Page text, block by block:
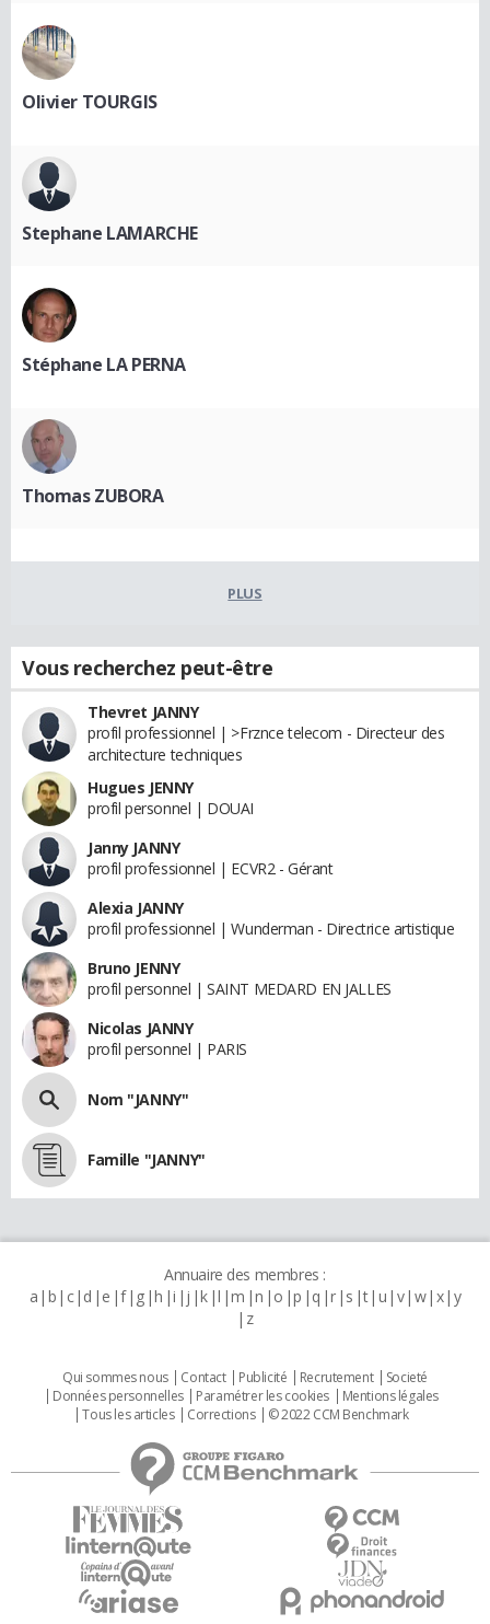
Olivier TOURGIS
Stephane LAMARCHE
Stéphane LA PERNA
Thomas ZUBORA
PLUS
Vous recherchez peut-être
Thevret JANNY
profil professionnel | >Frznce telecom - Directeur des
architecture techniques
Hugues JENNY
profil personnel | DOUAI
Janny JANNY
profil professionnel | ECVR2 - Gérant
Alexia JANNY
profil professionnel | Wunderman - Directrice artistique
Bruno JENNY
profil personnel | SAINT MEDARD EN JALLES
Nicolas JANNY
profil personnel | PARIS
Nom "JANNY"
Famille "JANNY"
Annuaire des membres :
a b c d e f g h i j k l m n o p q r s t u v w x y
z
Qui sommes nous Contact Publicité Recrutement
Societé
Données personnelles
Paramétrer les cookies
Mentions légales
Tous les articles
Corrections © 2022 CCM Benchmark